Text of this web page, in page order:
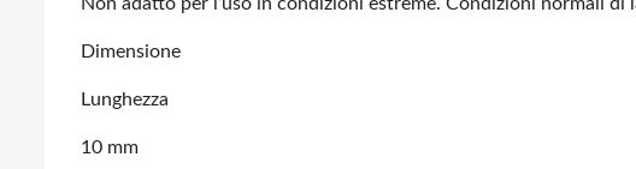
Dimensione
Lunghezza
10 mm